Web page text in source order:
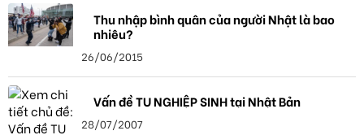
Thu nhập bình quân của người Nhật là bao
nhiêu?
26/06/2015
Vấn đề TU NGHIỆP SINH tại Nhật Bản
28/07/2007